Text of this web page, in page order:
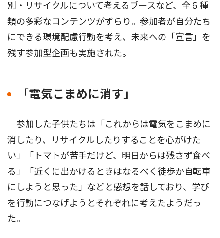
別・リサイクルについて考えるブースなど、全６種
類の多彩なコンテンツがずらり。参加者が自分たち
にできる環境配慮行動を考え、未来への「宣言」を
残す参加型企画も実施された。
「電気こまめに消す」
参加した子供たちは「これからは電気をこまめに
消したり、リサイクルしたりすることを心がけた
い」「トマトが苦手だけど、明日からは残さず食べ
る」「近くに出かけるときはなるべく徒歩か自転車
にしようと思った」などと感想を話しており、学び
を行動につなげようとそれぞれに考えたようだっ
た。